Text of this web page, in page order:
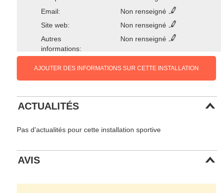
Email:
Non renseigné
Site web:
Non renseigné
Autres
informations:
Non renseigné
AJOUTER DES INFORMATIONS SUR CETTE INSTALLATION
ACTUALITÉS
Pas d'actualités pour cette installation sportive
AVIS